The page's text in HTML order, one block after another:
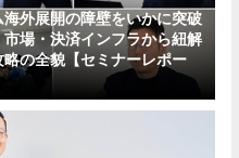
外展開の障壁をいかに突破
場・決済インフラから紐解
の全貌【セミナーレポー